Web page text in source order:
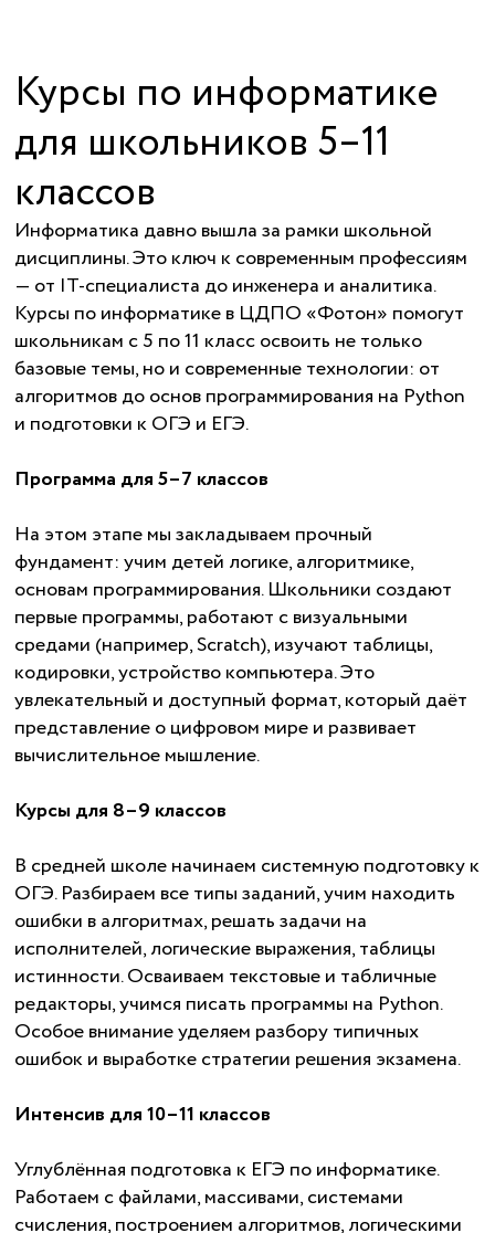
Курсы по информатике
для школьников 5–11
классов
Информатика давно вышла за рамки школьной
дисциплины. Это ключ к современным профессиям
— от IT-специалиста до инженера и аналитика.
Курсы по информатике в ЦДПО «Фотон» помогут
школьникам с 5 по 11 класс освоить не только
базовые темы, но и современные технологии: от
алгоритмов до основ программирования на Python
и подготовки к ОГЭ и ЕГЭ.
Программа для 5–7 классов
На этом этапе мы закладываем прочный
фундамент: учим детей логике, алгоритмике,
основам программирования. Школьники создают
первые программы, работают с визуальными
средами (например, Scratch), изучают таблицы,
кодировки, устройство компьютера. Это
увлекательный и доступный формат, который даёт
представление о цифровом мире и развивает
вычислительное мышление.
Курсы для 8–9 классов
В средней школе начинаем системную подготовку к
ОГЭ. Разбираем все типы заданий, учим находить
ошибки в алгоритмах, решать задачи на
исполнителей, логические выражения, таблицы
истинности. Осваиваем текстовые и табличные
редакторы, учимся писать программы на Python.
Особое внимание уделяем разбору типичных
ошибок и выработке стратегии решения экзамена.
Интенсив для 10–11 классов
Углублённая подготовка к ЕГЭ по информатике.
Работаем с файлами, массивами, системами
счисления, построением алгоритмов, логическими